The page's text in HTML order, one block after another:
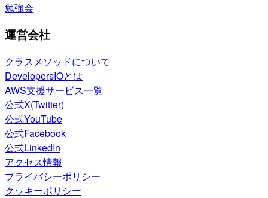
勉強会
運営会社
クラスメソッドについて
DevelopersIOとは
AWS支援サービス一覧
公式X(Twitter)
公式YouTube
公式Facebook
公式LinkedIn
アクセス情報
プライバシーポリシー
クッキーポリシー